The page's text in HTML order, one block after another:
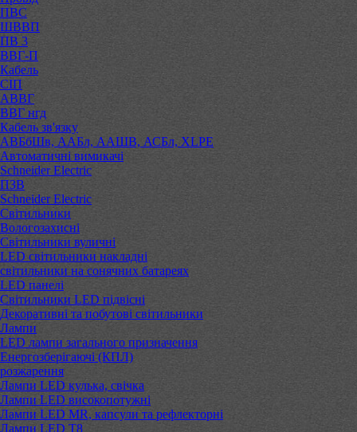
ПВС
ШВВП
ПВ 3
ВВГ-П
Кабель
СІП
АВВГ
ВВГ нгд
Кабель зв'язку
АВБбШв, ААБл, ААШВ, АСБл, XLPE
Автоматичні вимикачі
Schneider Electric
ПЗВ
Schneider Electric
Світильники
Вологозахисні
Світильники вуличні
LED світильники накладні
світильники на сонячних батареях
LED панелі
Світильники LED підвісні
Декоративні та побутові світильники
Лампи
LED лампи загального призначення
Енергозберігаючі (КПЛ)
розжарення
Лампи LED кулька, свічка
Лампи LED високопотужні
Лампи LED MR, капсули та рефлекторні
Лампи LED Т8